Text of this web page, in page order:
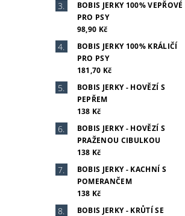
BOBIS JERKY 100% VEPŘOVÉ
PRO PSY
98,90 Kč
BOBIS JERKY 100% KRÁLIČÍ
PRO PSY
181,70 Kč
BOBIS JERKY - HOVĚZÍ S
PEPŘEM
138 Kč
BOBIS JERKY - HOVĚZÍ S
PRAŽENOU CIBULKOU
138 Kč
BOBIS JERKY - KACHNÍ S
POMERANČEM
138 Kč
BOBIS JERKY - KRŮTÍ SE